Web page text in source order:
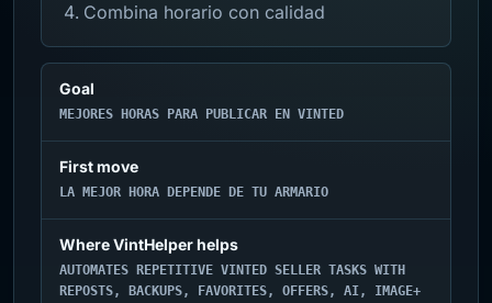
Combina horario con calidad
Goal
MEJORES HORAS PARA PUBLICAR EN VINTED
First move
LA MEJOR HORA DEPENDE DE TU ARMARIO
Where VintHelper helps
AUTOMATES REPETITIVE VINTED SELLER TASKS WITH
REPOSTS, BACKUPS, FAVORITES, OFFERS, AI, IMAGE+